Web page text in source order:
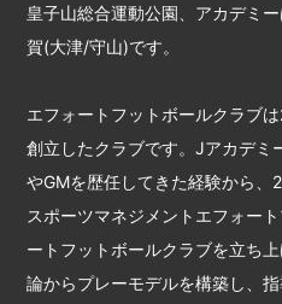
皇子山総合運動公園、アカデミ
賀(大津/守山)です。
エフォートフットボールクラブ
創立したクラブです。Jアカデミ
やGMを歴任してきた経験から、
スポーツマネジメントエフォー
ートフットボールクラブを立ち
論からプレーモデルを構築し、